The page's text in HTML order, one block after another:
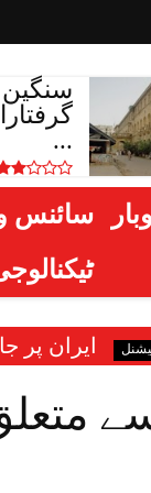
...
سائنس
پھر نشانہ